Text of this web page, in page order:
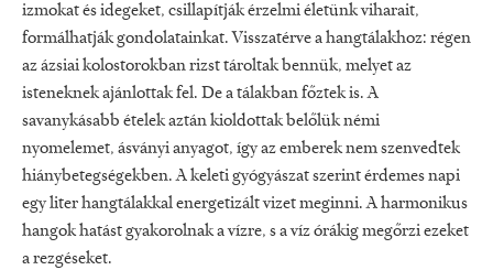
izmokat és idegeket, csillapítják érzelmi életünk viharait,
formálhatják gondolatainkat. Visszatérve a hangtálakhoz: régen
az ázsiai kolostorokban rizst tároltak bennük, melyet az
isteneknek ajánlottak fel. De a tálakban főztek is. A
savanykásabb ételek aztán kioldottak belőlük némi
nyomelemet, ásványi anyagot, így az emberek nem szenvedtek
hiánybetegségekben. A keleti gyógyászat szerint érdemes napi
egy liter hangtálakkal energetizált vizet meginni. A harmonikus
hangok hatást gyakorolnak a vízre, s a víz órákig megőrzi ezeket
a rezgéseket.